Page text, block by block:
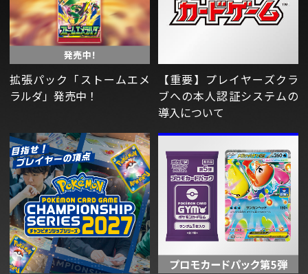
拡張パック「ストームエメ
ラルダ」発売中！
【重要】プレイヤーズクラ
ブへの本人認証システムの
導入について